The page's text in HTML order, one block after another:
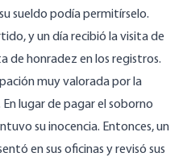
sueldo podía permitírselo.
y un día recibió la visita de
de honradez en los registros.
muy valorada por la
lugar de pagar el soborno
su inocencia. Entonces, un
en sus oficinas y revisó sus